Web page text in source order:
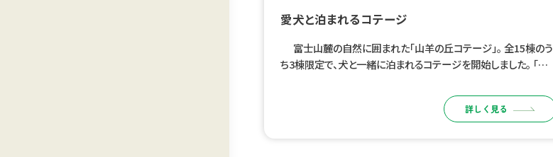
愛犬と泊まれるコテージ
富士山麓の自然に囲まれた「山羊の丘コテージ」。 全15棟のう
ち3棟限定で、犬と一緒に泊まれるコテージを開始しました。 「一
詳しく見る